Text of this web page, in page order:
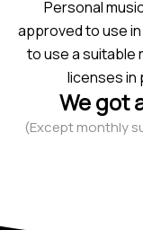
Personal
approved to use
to use a suitable
licenses in
We got
(Except monthly